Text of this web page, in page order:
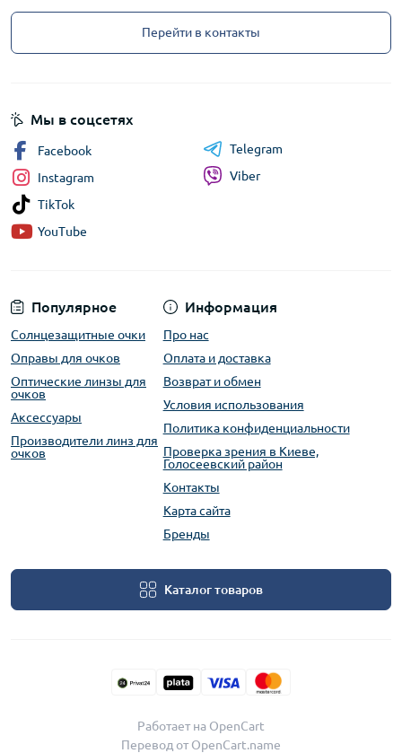
Перейти в контакты
Популярное
Солнцезащитные очки
Оправы для очков
Оптические линзы для
очков
Аксессуары
Производители линз для
очков
Информация
Про нас
Оплата и доставка
Возврат и обмен
Условия использования
Политика конфиденциальности
Проверка зрения в Киеве,
Голосеевский район
Контакты
Карта сайта
Бренды
Каталог товаров
Мы в соцсетях
Facebook
Instagram
TikTok
YouTube
Telegram
Viber
Работает на OpenCart
Перевод отOpenCart.name